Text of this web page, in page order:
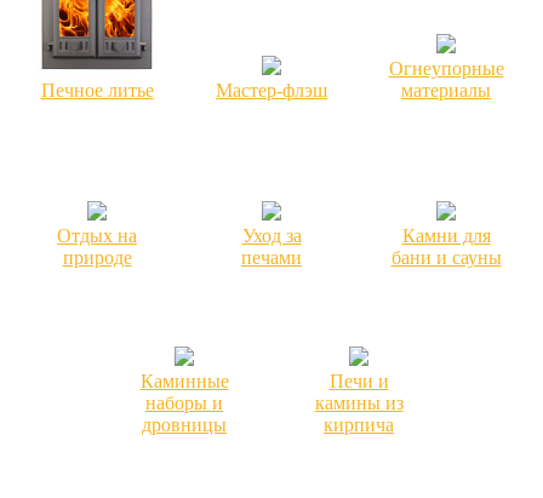
Печное литье Мастер-флэш
Огнеупорные
материалы
Отдых на
природе
Уход за
печами
Камни для
бани и сауны
Каминные
наборы и
дровницы
Печи и
камины из
кирпича